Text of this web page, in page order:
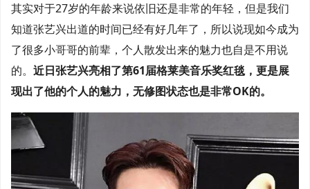
其实对于27岁的年龄来说依旧还是非常的年轻，但是我们
知道张艺兴出道的时间已经有好几年了，所以说现如今成为
了很多小哥哥的前辈，个人散发出来的魅力也自是不用说
的。 近日张艺兴亮相了第61届格莱美音乐奖红毯，更是展
现出了他的个人的魅力，无修图状态也是非常OK的。